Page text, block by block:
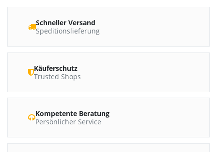
Schneller Versand
Speditionslieferung
Käuferschutz
Trusted Shops
Kompetente Beratung
Persönlicher Service